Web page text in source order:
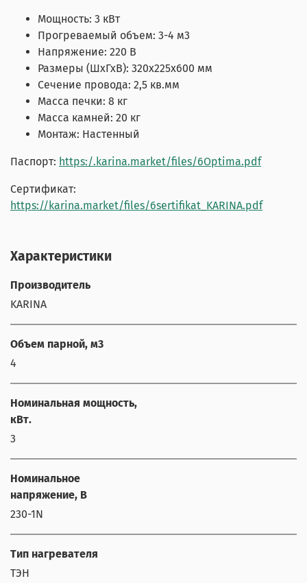
Мощность: 3 кВт
Прогреваемый объем: 3-4 м3
Напряжение: 220 В
Размеры (ШхГхВ): 320х225х600 мм
Сечение провода: 2,5 кв.мм
Масса печки: 8 кг
Масса камней: 20 кг
Монтаж: Настенный
Паспорт: https:/.karina.market/files/6Optima.pdf
Сертификат:
https://karina.market/files/6sertifikat_KARINA.pdf
Характеристики
Производитель
KARINA
Объем парной, м3
4
Номинальная мощность,
кВт.
3
Номинальное
напряжение, В
230-1N
Тип нагревателя
ТЭН